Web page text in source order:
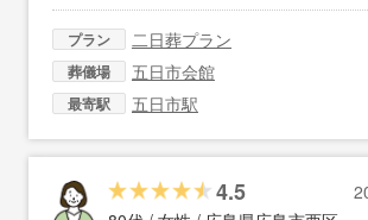
プラン 二日葬プラン
葬儀場 五日市会館
最寄駅 五日市駅
4.5